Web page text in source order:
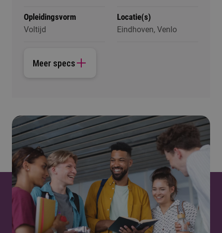
Opleidingsvorm
Voltijd
Locatie(s)
Eindhoven, Venlo
Meer specs